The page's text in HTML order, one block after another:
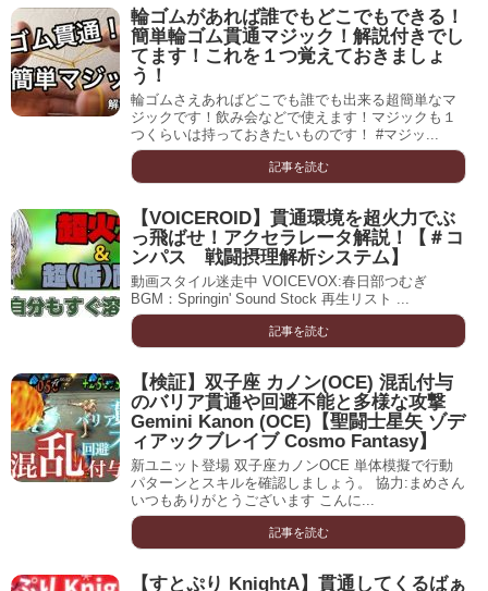
輪ゴムがあれば誰でもどこでもできる！
簡単輪ゴム貫通マジック！解説付きでし
てます！これを１つ覚えておきましょ
う！
輪ゴムさえあればどこでも誰でも出来る超簡単なマ
ジックです！飲み会などで使えます！マジックも１
つくらいは持っておきたいものです！ #マジッ...
記事を読む
【VOICEROID】貫通環境を超火力でぶ
っ飛ばせ！アクセラレータ解説！【＃コ
ンパス 戦闘摂理解析システム】
動画スタイル迷走中 VOICEVOX:春日部つむぎ
BGM：Springin' Sound Stock 再生リスト ...
記事を読む
【検証】双子座 カノン(OCE) 混乱付与
のバリア貫通や回避不能と多様な攻撃
Gemini Kanon (OCE)【聖闘士星矢 ゾデ
ィアックブレイブ Cosmo Fantasy】
新ユニット登場 双子座カノンOCE 単体模擬で行動
パターンとスキルを確認しましょう。 協力:まめさん
いつもありがとうございます こんに...
記事を読む
【すとぷり KnightA】貫通してくるばぁ